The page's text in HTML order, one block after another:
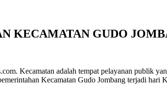
KECAMATAN GUDO
Kecamatan adalah tempat pelayanan publik
Kecamatan Gudo Jombang terjadi